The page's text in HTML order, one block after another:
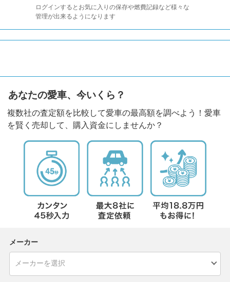
ログインするとお気に入りの保存や燃費記録など様々な
管理が出来るようになります
あなたの愛車、今いくら？
複数社の査定額を比較して愛車の最高額を調べよう！愛車
を賢く売却して、購入資金にしませんか？
メーカー